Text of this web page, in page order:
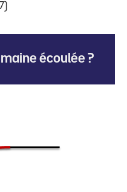
écoulée ?